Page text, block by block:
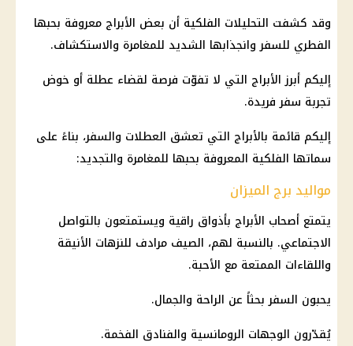
وقد كشفت التحليلات الفلكية أن بعض الأبراج معروفة بحبها
الفطري للسفر وانجذابها الشديد للمغامرة والاستكشاف.
إليكم أبرز الأبراج التي لا تفوّت فرصة لقضاء عطلة أو خوض
تجربة سفر فريدة.
إليكم قائمة بالأبراج التي تعشق العطلات والسفر، بناءً على
سماتها الفلكية المعروفة بحبها للمغامرة والتجديد:
مواليد برج الميزان
يتمتع أصحاب الأبراج بأذواق راقية ويستمتعون بالتواصل
الاجتماعي. بالنسبة لهم، الصيف مرادف للنزهات الأنيقة
واللقاءات الممتعة مع الأحبة.
يحبون السفر بحثاً عن الراحة والجمال.
يُقدّرون الوجهات الرومانسية والفنادق الفخمة.